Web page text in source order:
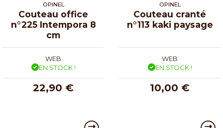
OPINEL
Couteau office
n°225 Intempora 8
cm
WEB
EN STOCK !
22,90 €
OPINEL
Couteau cranté
n°113 kaki paysage
WEB
EN STOCK !
10,00 €